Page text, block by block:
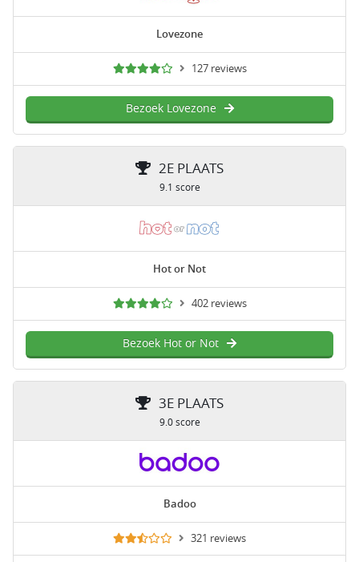
Lovezone
127 reviews
Bezoek Lovezone
2E PLAATS
9.1 score
Hot or Not
402 reviews
Bezoek Hot or Not
3E PLAATS
9.0 score
Badoo
321 reviews